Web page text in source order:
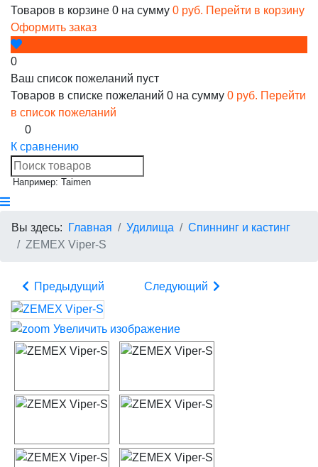
Товаров в корзине 0 на сумму 0 руб. Перейти в корзину
Оформить заказ
0
Ваш список пожеланий пуст
Товаров в списке пожеланий 0 на сумму 0 руб. Перейти
в список пожеланий
0
К сравнению
Например: Taimen
Вы здесь: Главная Удилища
Спиннинг и кастинг
ZEMEX Viper-S
Предыдущий Следующий
Увеличить изображение